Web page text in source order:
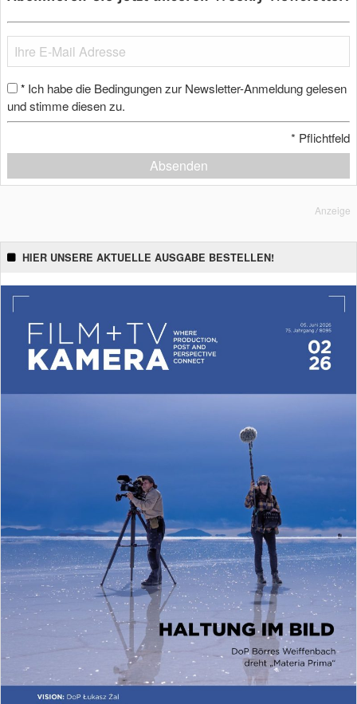
* Ich habe die Bedingungen zur Newsletter-Anmeldung gelesen
und stimme diesen zu.
* Pflichtfeld
Absenden
Anzeige
HIER UNSERE AKTUELLE AUSGABE BESTELLEN!